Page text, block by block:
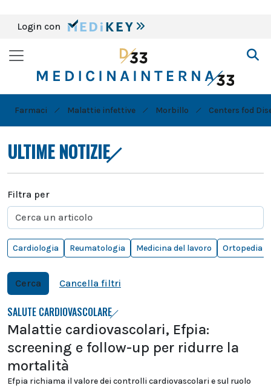
Login con
Farmaci Malattie infettive Morbillo Centers fod
ULTIME NOTIZIE
Filtra per
Cardiologia Reumatologia Medicina del lavoro Ortopedia
Cerca Cancella filtri
SALUTE CARDIOVASCOLARE
Malattie cardiovascolari, Efpia:
screening e follow-up per ridurre la
mortalità
Efpia richiama il valore dei controlli cardiovascolari e sul ruolo